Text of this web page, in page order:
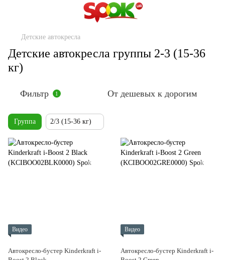
Детские автокресла
Детские автокресла группы 2-3 (15-36
кг)
Фильтр 1 От дешевых к дорогим
Группа 2/3 (15-36 кг)
Видео
Автокресло-бустер Kinderkraft i-
Видео
Автокресло-бустер Kinderkraft i-